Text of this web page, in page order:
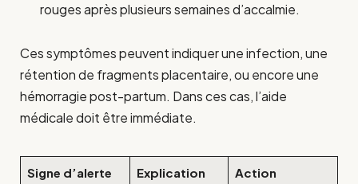
rouges après plusieurs semaines d’accalmie.
Ces symptômes peuvent indiquer une infection, une
rétention de fragments placentaire, ou encore une
hémorragie post-partum. Dans ces cas, l’aide
médicale doit être immédiate.
Signe d’alerte
Explication
Action